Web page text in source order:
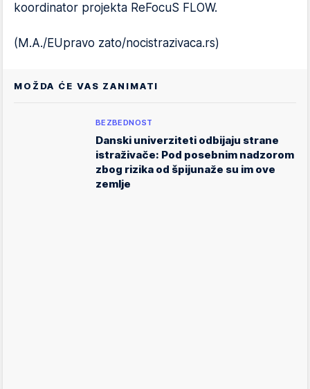
koordinator projekta ReFocuS FLOW.
(M.A./EUpravo zato/nocistrazivaca.rs)
MOŽDA ĆE VAS ZANIMATI
BEZBEDNOST
Danski univerziteti odbijaju strane
istraživače: Pod posebnim nadzorom
zbog rizika od špijunaže su im ove
zemlje